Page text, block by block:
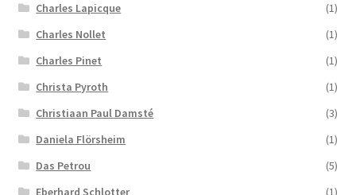
Charles Lapicque
(1)
Charles Nollet
(1)
Charles Pinet
(1)
Christa Pyroth
(1)
Christiaan Paul Damsté
(3)
Daniela Flörsheim
(1)
Das Petrou
(5)